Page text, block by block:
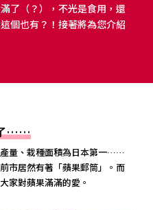
了（？），不光是食用，還
個也有？！接著將為您介紹
了……
量、栽種面積為日本第一……
市居然有著「蘋果郵筒」。而
家對蘋果滿滿的愛。